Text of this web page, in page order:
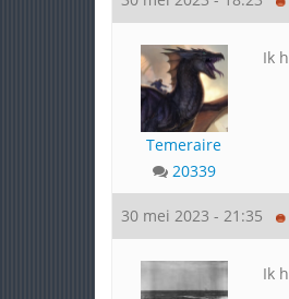
Temeraire
20339
Ik
30 mei 2023 - 21:35
Ik